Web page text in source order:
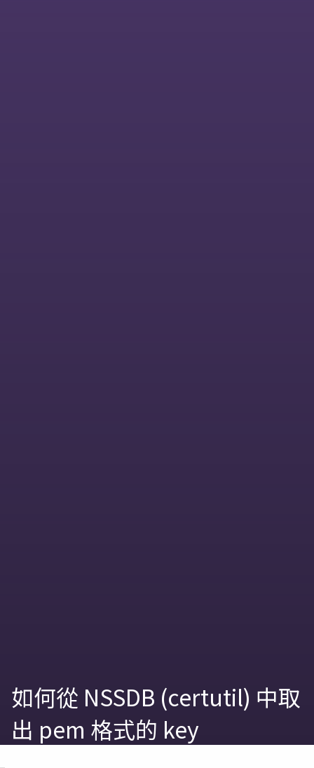
如何從 NSSDB (certutil) 中取
出 pem 格式的 key